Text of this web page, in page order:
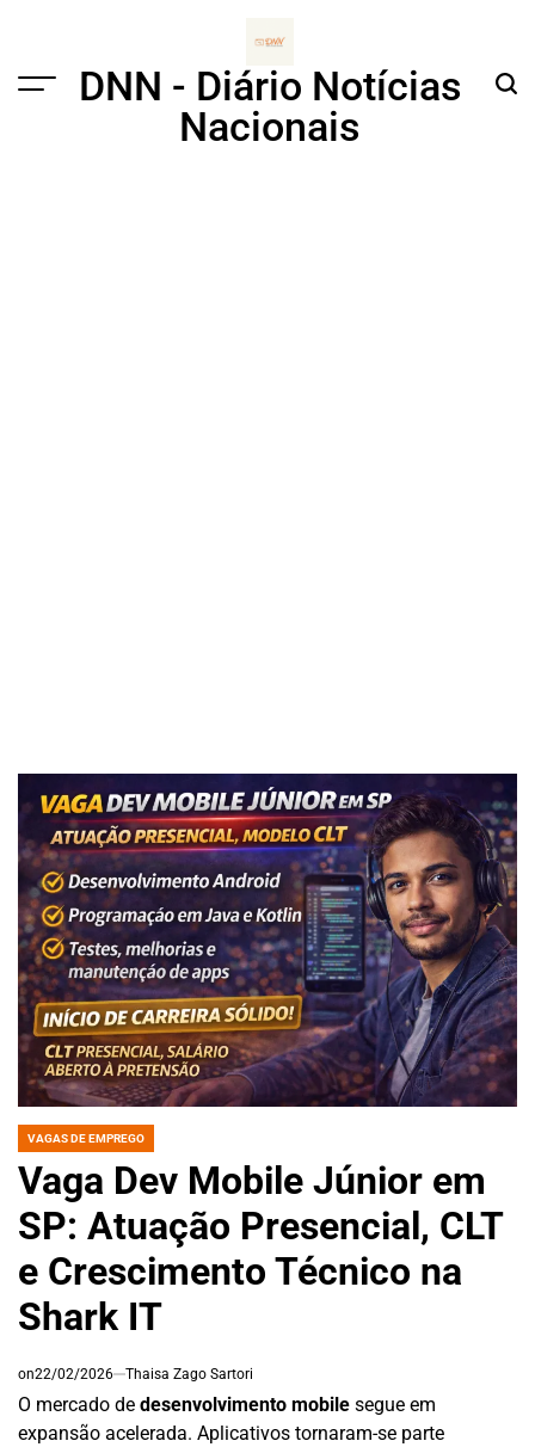
Menu
DNN - Diário Notícias
Nacionais
POSTED
VAGAS DE EMPREGO
Vaga Dev Mobile Júnior em
SP: Atuação Presencial, CLT
e Crescimento Técnico na
Shark IT
on22/02/2026 Thaisa Zago Sartori
O mercado de desenvolvimento mobile segue em
expansão acelerada. Aplicativos tornaram-se parte